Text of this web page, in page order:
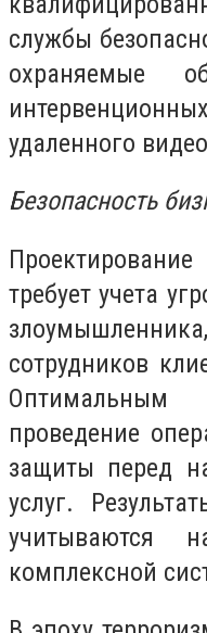
службы
охраняемые
удаленного
Безопасность
требует учета
сотрудников
Оптимальным
проведение
защиты перед
услуг.
учитываются
комплексной